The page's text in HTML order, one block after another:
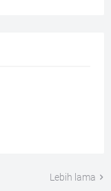
Lebih lama